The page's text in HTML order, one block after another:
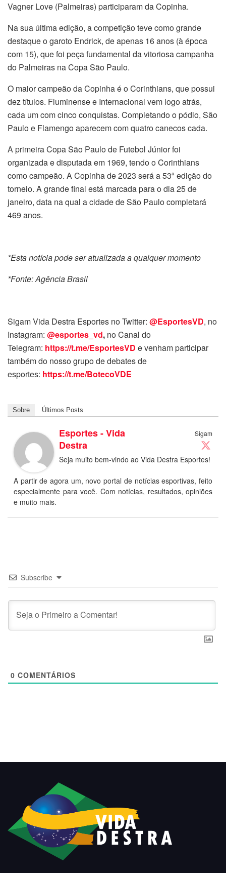
Vagner Love (Palmeiras) participaram da Copinha.
Na sua última edição, a competição teve como grande
destaque o garoto Endrick, de apenas 16 anos (à época
com 15), que foi peça fundamental da vitoriosa campanha
do Palmeiras na Copa São Paulo.
O maior campeão da Copinha é o Corinthians, que possui
dez títulos. Fluminense e Internacional vem logo atrás,
cada um com cinco conquistas. Completando o pódio, São
Paulo e Flamengo aparecem com quatro canecos cada.
A primeira Copa São Paulo de Futebol Júnior foi
organizada e disputada em 1969, tendo o Corinthians
como campeão. A Copinha de 2023 será a 53ª edição do
torneio. A grande final está marcada para o dia 25 de
janeiro, data na qual a cidade de São Paulo completará
469 anos.
*Esta notícia pode ser atualizada a qualquer momento
*Fonte: Agência Brasil
Sigam Vida Destra Esportes no Twitter: @EsportesVD, no
Instagram: @esportes_vd, no Canal do
Telegram: https://t.me/EsportesVD e venham participar
também do nosso grupo de debates de
esportes: https://t.me/BotecoVDE
Sobre Últimos Posts
Sigam
Esportes - Vida
Destra
Seja muito bem-vindo ao Vida Destra Esportes!
A partir de agora um, novo portal de notícias esportivas, feito
especialmente para você. Com notícias, resultados, opiniões
e muito mais.
Subscribe
0 COMENTÁRIOS